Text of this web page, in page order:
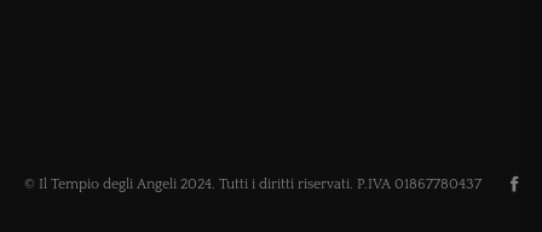
© Il Tempio degli Angeli 2024. Tutti i diritti riservati. P.IVA 01867780437